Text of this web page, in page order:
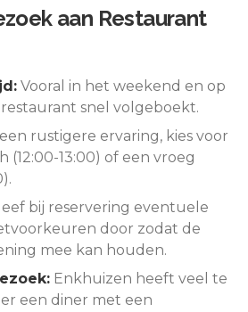
aan Restaurant
Vooral in het weekend en op
snel volgeboekt.
rustigere ervaring, kies voor
(12:00-13:00) of een vroeg
bij reservering eventuele
door zodat de
mee kan houden.
Enkhuizen heeft veel te
een diner met een